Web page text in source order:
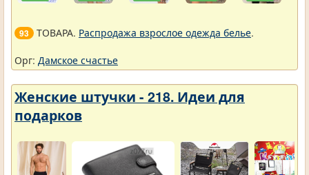
93 ТОВАРА. Распродажа взрослое одежда белье.
Орг: Дамское счастье
Женские штучки - 218. Идеи для
подарков